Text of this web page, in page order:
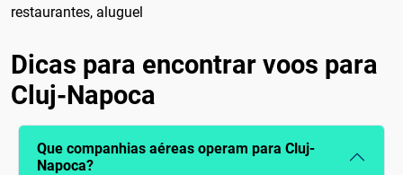
restaurantes, aluguel
Dicas para encontrar voos para
Cluj-Napoca
Que companhias aéreas operam para Cluj-
Napoca?